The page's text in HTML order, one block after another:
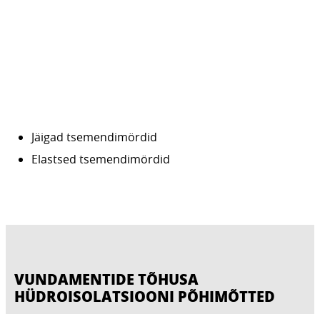
Jäigad tsemendimördid
Elastsed tsemendimördid
VUNDAMENTIDE TÕHUSA
HÜDROISOLATSIOONI PÕHIMÕTTED